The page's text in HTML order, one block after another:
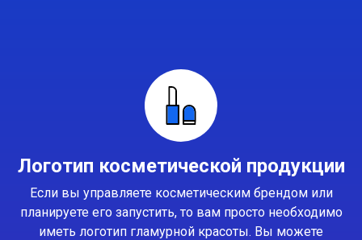
Логотип косметической продукции
Если вы управляете косметическим брендом или
планируете его запустить, то вам просто необходимо
иметь логотип гламурной красоты. Вы можете